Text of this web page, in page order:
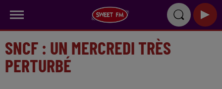
SNCF : UN MERCREDI TRÈS
PERTURBÉ